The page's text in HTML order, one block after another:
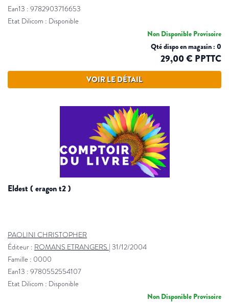
Ean13 : 9782903716653
Etat Dilicom : Disponible
Non Disponible Provisoire
Qté dispo en magasin : 0
29,00 € PPTTC
VOIR LE DÉTAIL
eldest ( eragon t2 )
PAOLINI CHRISTOPHER
Éditeur : ROMANS ETRANGERS | 31/12/2004
Famille : 0000
Ean13 : 9780552554107
Etat Dilicom : Disponible
Non Disponible Provisoire